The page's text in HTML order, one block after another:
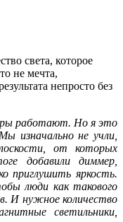
света, которое
не мечта,
непросто без
работают. Но я это
изначально не учли,
от которых
добавили диммер,
приглушить яркость.
люди как такового
И нужное количество
светильники,